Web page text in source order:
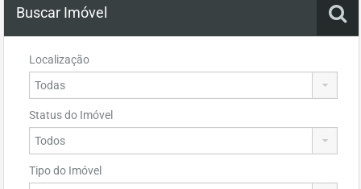
Buscar Imóvel
Localização
Status do Imóvel
Tipo do Imóvel